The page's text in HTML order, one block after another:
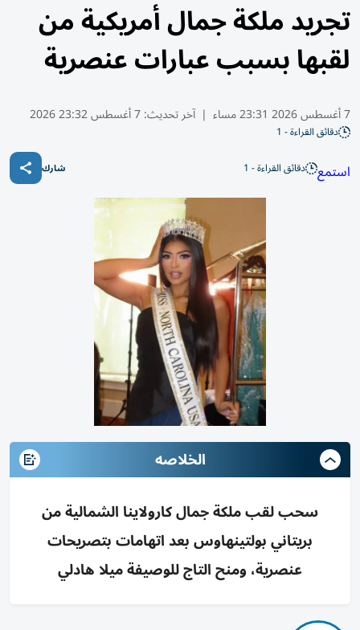
تجريد ملكة جمال أمريكية من
لقبها بسبب عبارات عنصرية
7 أغسطس 2026 23:31 مساء | آخر تحديث:7 أغسطس 23:32 2026
دقائق القراءة - 1
استمع دقائق القراءة - 1 شارك
الخلاصه
سحب لقب ملكة جمال كارولاينا الشمالية من
بريتاني بولتينهاوس بعد اتهامات بتصريحات
عنصرية، ومنح التاج للوصيفة ميلا هادلي